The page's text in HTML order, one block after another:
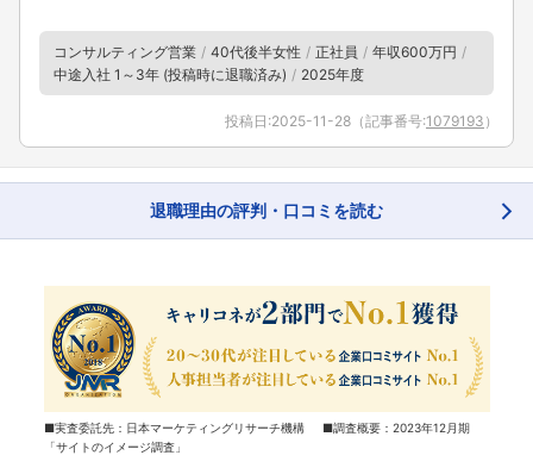
コンサルティング営業 40代後半女性 正社員
年収600万円
中途入社 1～3年 (投稿時に退職済み)
2025年度
投稿日:2025-11-28 （記事番号:1079193 ）
退職理由の評判・口コミを読む
■実査委託先：日本マーケティングリサーチ機構 ■調査概要：2023年12月期
「サイトのイメージ調査」